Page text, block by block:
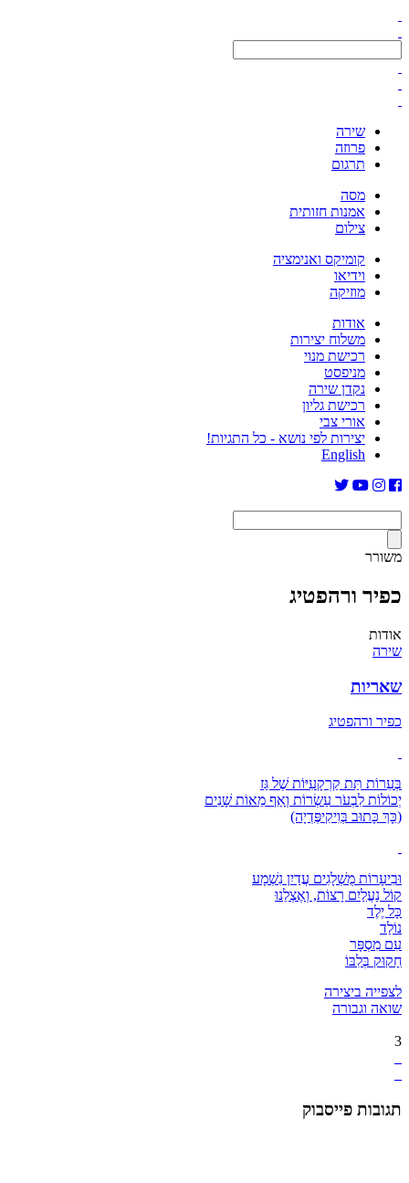
שירה
פרוזה
תרגום
מסה
אמנות חזותית
צילום
קומיקס ואנימציה
וידיאו
מוזיקה
אודות
משלוח יצירות
רכישת מנוי
מניפסט
נקדן שירה
רכישת גליון
אורי צבי
יצירות לפי נושא - כל התגיות!
English
משורר
כפיר ורהפטיג
אודות
שירה
שאריות
כפיר ורהפטיג
בְּעֵרוֹת תַּת קַרְקָעִיּוֹת שֶׁל גַּז
יְכוֹלוֹת לִבְעֹר עַשְׂרוֹת וְאַף מֵאוֹת שָׁנִים
(כָּךְ כָּתוּב בְּוִיקִיפֶּדְיָה)
וּבִיעָרוֹת מֻשְׁלָגִים עֲדַיִן נִשְׁמָע
קוֹל נַעֲלַיִם רָצוֹת, וְאֶצְלֵנוּ
כָּל יֶלֶד
נוֹלַד
עִם מִסְפָּר
חָקוּק בְּלִבּוֹ
לצפייה ביצירה
שואה וגבורה
3
תגובות פייסבוק